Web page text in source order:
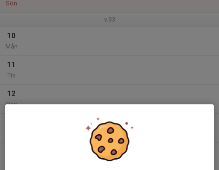
Sön
v.33
10
Mån
11
Tis
12
Ons